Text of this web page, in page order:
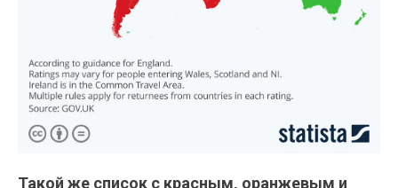
Такой же список с красным, оранжевым и